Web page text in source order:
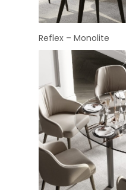
Reflex – Monolite